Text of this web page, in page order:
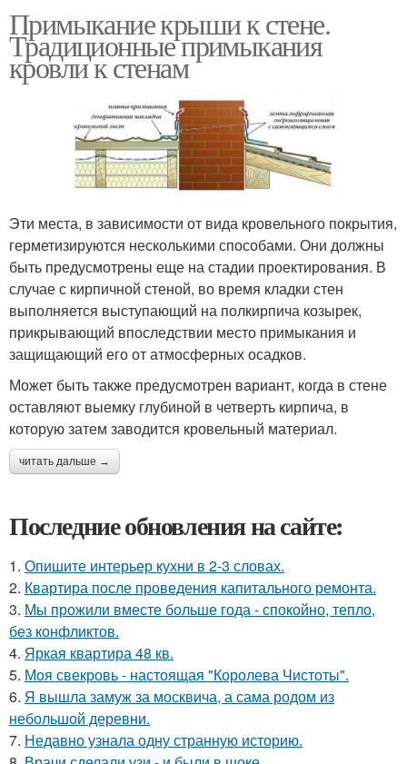
Примыкание крыши к стене.
Традиционные примыкания
кровли к стенам
Эти места, в зависимости от вида кровельного покрытия,
герметизируются несколькими способами. Они должны
быть предусмотрены еще на стадии проектирования. В
случае с кирпичной стеной, во время кладки стен
выполняется выступающий на полкирпича козырек,
прикрывающий впоследствии место примыкания и
защищающий его от атмосферных осадков.
Может быть также предусмотрен вариант, когда в стене
оставляют выемку глубиной в четверть кирпича, в
которую затем заводится кровельный материал.
читать дальше →
Последние обновления на сайте:
1. Опишите интерьер кухни в 2-3 словах.
2. Квартира после проведения капитального ремонта.
3. Мы прожили вместе больше года - спокойно, тепло,
без конфликтов.
4. Яркая квартира 48 кв.
5. Моя свекровь - настоящая "Королева Чистоты".
6. Я вышла замуж за москвича, а сама родом из
небольшой деревни.
7. Недавно узнала одну странную историю.